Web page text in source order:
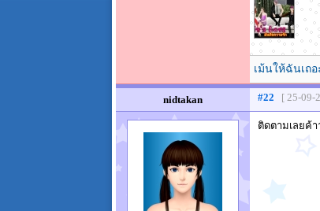
เม้นให้ฉันเถ
nidtakan #22 [ 25-09-
ติดตามเลยค้